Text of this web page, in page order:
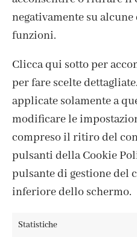
negativamente su
funzioni.
Clicca qui sotto per
per fare scelte
applicate solamente a
modificare le
compreso il ritiro del
pulsanti della Cookie
pulsante di gestione del
inferiore dello schermo.
Statistiche
ISCRIVITI